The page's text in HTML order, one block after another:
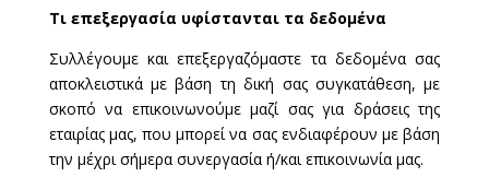
Τι επεξεργασία υφίστανται τα δεδομένα
Συλλέγουμε και επεξεργαζόμαστε τα δεδομένα σας
αποκλειστικά με βάση τη δική σας συγκατάθεση, με
σκοπό να επικοινωνούμε μαζί σας για δράσεις της
εταιρίας μας, που μπορεί να σας ενδιαφέρουν με βάση
την μέχρι σήμερα συνεργασία ή/και επικοινωνία μας.